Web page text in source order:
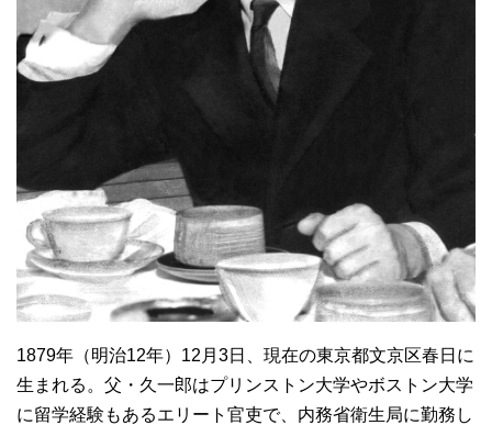
1879年（明治12年）12月3日、現在の東京都文京区春日に
生まれる。父・久一郎はプリンストン大学やボストン大学
に留学経験もあるエリート官吏で、内務省衛生局に勤務し